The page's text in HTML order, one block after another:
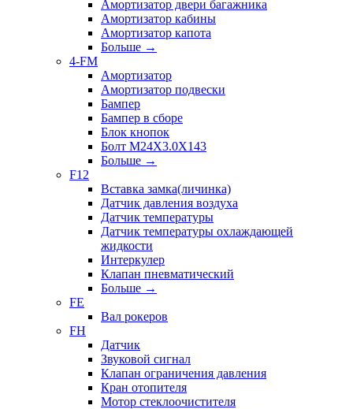
Амортизатор двери багажника
Амортизатор кабины
Амортизатор капота
Больше →
4-FM
Амортизатор
Амортизатор подвески
Бампер
Бампер в сборе
Блок кнопок
Болт M24X3.0X143
Больше →
F12
Вставка замка(личинка)
Датчик давления воздуха
Датчик температуры
Датчик температуры охлаждающей
жидкости
Интеркулер
Клапан пневматический
Больше →
FE
Вал рокеров
FH
Датчик
Звуковой сигнал
Клапан ограничения давления
Кран отопителя
Мотор стеклоочистителя